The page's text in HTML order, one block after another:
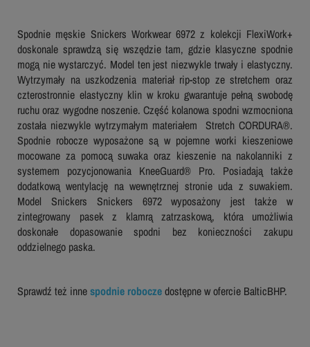
Spodnie męskie Snickers Workwear 6972 z kolekcji FlexiWork+
doskonale sprawdzą się wszędzie tam, gdzie klasyczne spodnie
mogą nie wystarczyć. Model ten jest niezwykle trwały i elastyczny.
Wytrzymały na uszkodzenia materiał rip-stop ze stretchem oraz
czterostronnie elastyczny klin w kroku gwarantuje pełną swobodę
ruchu oraz wygodne noszenie. Część kolanowa spodni wzmocniona
została niezwykle wytrzymałym materiałem Stretch CORDURA®.
Spodnie robocze wyposażone są w pojemne worki kieszeniowe
mocowane za pomocą suwaka oraz kieszenie na nakolanniki z
systemem pozycjonowania KneeGuard® Pro. Posiadają także
dodatkową wentylację na wewnętrznej stronie uda z suwakiem.
Model Snickers Snickers 6972 wyposażony jest także w
zintegrowany pasek z klamrą zatrzaskową, która umożliwia
doskonałe dopasowanie spodni bez konieczności zakupu
oddzielnego paska.
Sprawdź też innespodnie roboczedostępne w ofercie BalticBHP.